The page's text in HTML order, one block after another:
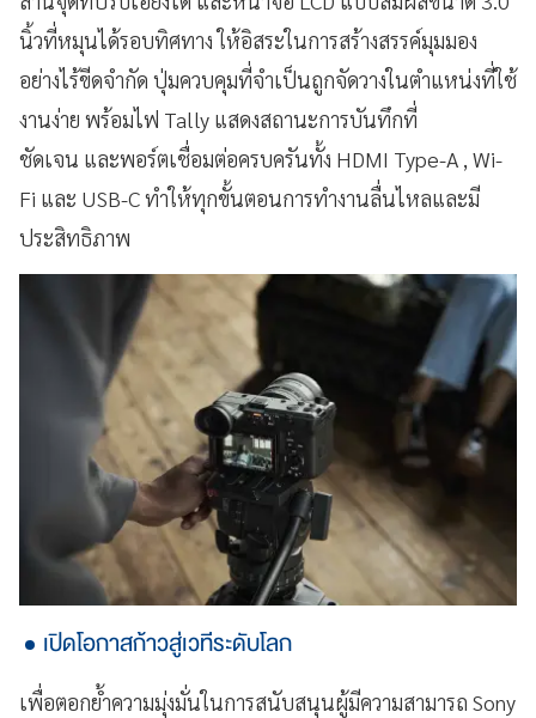
นิ้วที่หมุนได้รอบทิศทาง ให้อิสระในการสร้างสรรค์มุมมอง
อย่างไร้ขีดจำกัด ปุ่มควบคุมที่จำเป็นถูกจัดวางในตำแหน่งที่ใช้
งานง่าย พร้อมไฟ Tally แสดงสถานะการบันทึกที่
ชัดเจน และพอร์ตเชื่อมต่อครบครันทั้ง HDMI Type-A , Wi-
Fi และ USB-C ทำให้ทุกขั้นตอนการทำงานลื่นไหลและมี
ประสิทธิภาพ
เปิดโอกาสก้าวสู่เวทีระดับโลก
เพื่อตอกย้ำความมุ่งมั่นในการสนับสนุนผู้มีความสามารถ Sony